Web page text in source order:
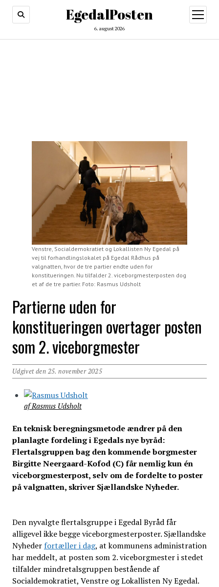
EgedalPosten
6. august 2026
open
menu
Venstre, Socialdemokratiet og Lokallisten Ny Egedal på
vej til forhandlingslokalet på Egedal Rådhus på
valgnatten, hvor de tre partier endte uden for
konstitueringen. Nu tilfalder 2. viceborgmesterposten dog
et af de tre partier. Foto: Rasmus Udsholt
Partierne uden for
konstitueringen overtager posten
som 2. viceborgmester
Udgivet den 25. november 2025
af Rasmus Udsholt
En teknisk beregningsmetode ændrer på den
planlagte fordeling i Egedals nye byråd:
Flertalsgruppen bag den kommende borgmester
Birgitte Neergaard-Kofod (C) får nemlig kun én
viceborgmesterpost, selv om de fordelte to poster
på valgnatten, skriver Sjællandske Nyheder.
Den nyvalgte flertalsgruppe i Egedal Byråd får
alligevel ikke begge viceborgmesterposter. Sjællandske
Nyheder fortæller i dag, at kommunens administration
har meddelt, at posten som 2. viceborgmester i stedet
tilfalder mindretalsgruppen bestående af
Socialdemokratiet, Venstre og Lokallisten Ny Egedal.